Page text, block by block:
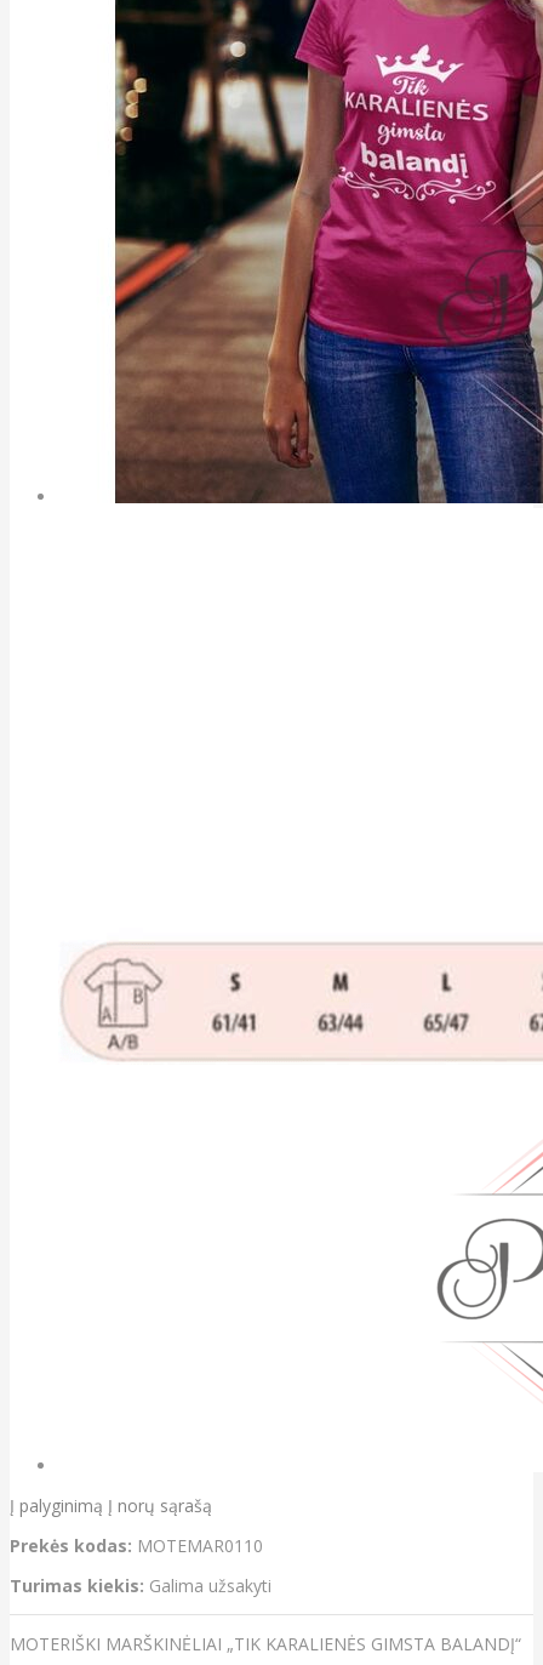
Į palyginimą Į norų sąrašą
Prekės kodas: MOTEMAR0110
Turimas kiekis: Galima užsakyti
MOTERIŠKI MARŠKINĖLIAI „TIK KARALIENĖS GIMSTA BALANDĮ“